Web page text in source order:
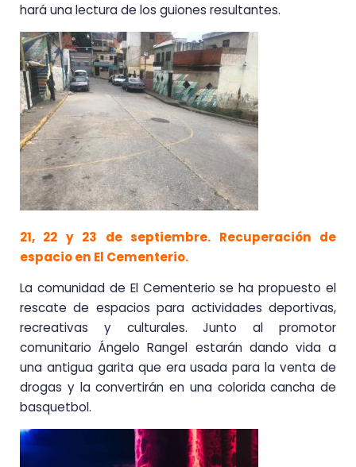
hará una lectura de los guiones resultantes.
21, 22 y 23 de septiembre. Recuperación de
espacio en El Cementerio.
La comunidad de El Cementerio se ha propuesto el
rescate de espacios para actividades deportivas,
recreativas y culturales. Junto al promotor
comunitario Ángelo Rangel estarán dando vida a
una antigua garita que era usada para la venta de
drogas y la convertirán en una colorida cancha de
basquetbol.